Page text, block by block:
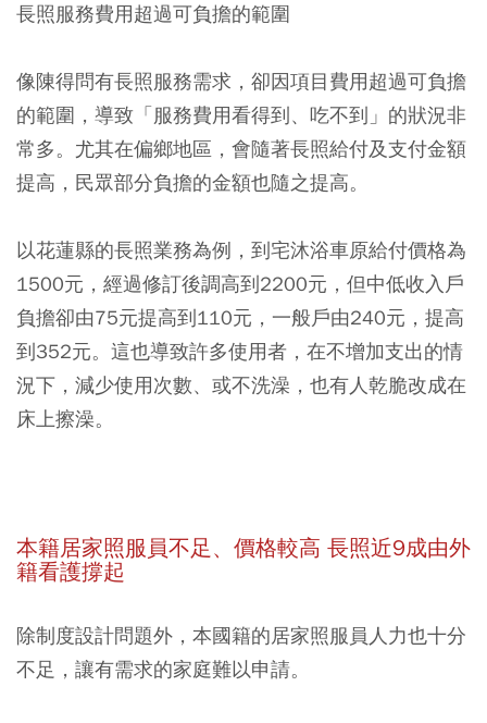
長照服務費用超過可負擔的範圍
像陳得問有長照服務需求，卻因項目費用超過可負擔
的範圍，導致「服務費用看得到、吃不到」的狀況非
常多。尤其在偏鄉地區，會隨著長照給付及支付金額
提高，民眾部分負擔的金額也隨之提高。
以花蓮縣的長照業務為例，到宅沐浴車原給付價格為
1500元，經過修訂後調高到2200元，但中低收入戶
負擔卻由75元提高到110元，一般戶由240元，提高
到352元。這也導致許多使用者，在不增加支出的情
況下，減少使用次數、或不洗澡，也有人乾脆改成在
床上擦澡。
本籍居家照服員不足、價格較高 長照近9成由外
籍看護撐起
除制度設計問題外，本國籍的居家照服員人力也十分
不足，讓有需求的家庭難以申請。